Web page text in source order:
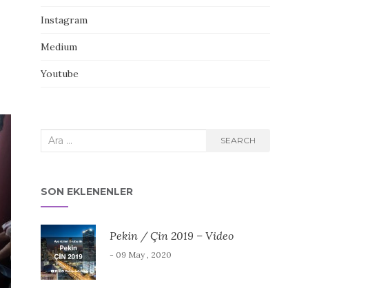
Instagram
Medium
Youtube
Search
SEARCH
SON EKLENENLER
Pekin / Çin 2019 – Video
- 09 May , 2020